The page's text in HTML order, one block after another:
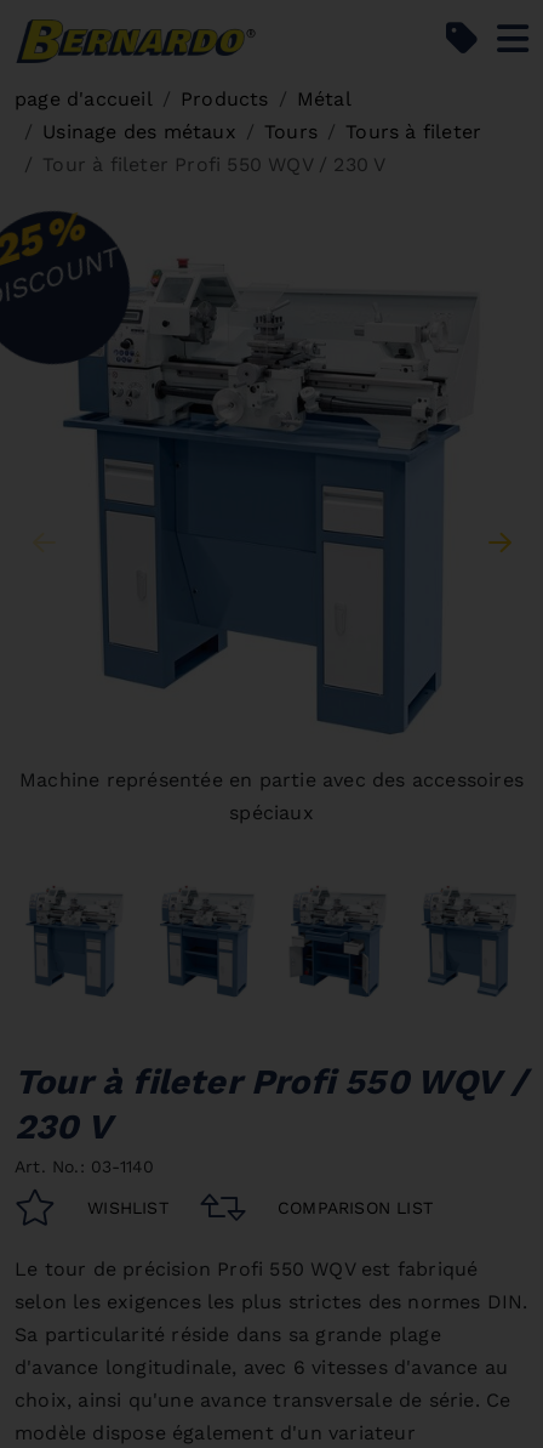
page d'accueil Products
Métal
Usinage des métaux
Tours
Tours à fileter
Tour à fileter Profi 550 WQV / 230 V
%
Machine représentée en partie avec des accessoires
spéciaux
Tour à fileter Profi 550 WQV /
230 V
Art. No.: 03-1140
WISHLIST COMPARISON LIST
Le tour de précision Profi 550 WQV est fabriqué
selon les exigences les plus strictes des normes DIN.
Sa particularité réside dans sa grande plage
d'avance longitudinale, avec 6 vitesses d'avance au
choix, ainsi qu'une avance transversale de série. Ce
modèle dispose également d'un variateur